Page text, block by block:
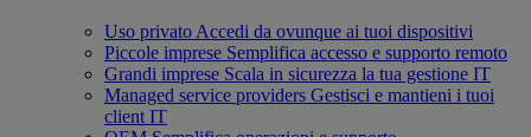
Uso privato Accedi da ovunque ai tuoi dispositivi
Piccole imprese Semplifica accesso e supporto remoto
Grandi imprese Scala in sicurezza la tua gestione IT
Managed service providers Gestisci e mantieni i tuoi
client IT